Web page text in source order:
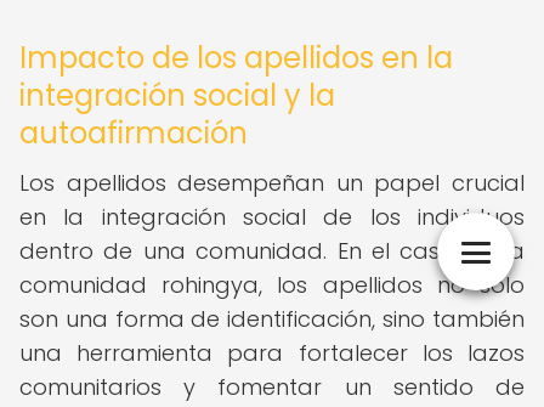
Impacto de los apellidos en la
integración social y la
autoafirmación
Los apellidos desempeñan un papel crucial
en la integración social de los individuos
dentro de una comunidad. En el caso de la
comunidad rohingya, los apellidos no solo
son una forma de identificación, sino también
una herramienta para fortalecer los lazos
comunitarios y fomentar un sentido de